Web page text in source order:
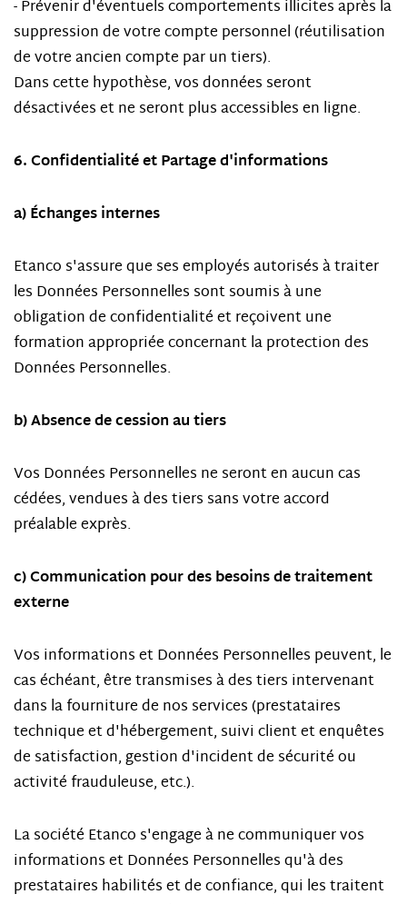
- Prévenir d'éventuels comportements illicites après la
suppression de votre compte personnel (réutilisation
de votre ancien compte par un tiers).
Dans cette hypothèse, vos données seront
désactivées et ne seront plus accessibles en ligne.
6. Confidentialité et Partage d'informations
a) Échanges internes
Etanco s'assure que ses employés autorisés à traiter
les Données Personnelles sont soumis à une
obligation de confidentialité et reçoivent une
formation appropriée concernant la protection des
Données Personnelles.
b) Absence de cession au tiers
Vos Données Personnelles ne seront en aucun cas
cédées, vendues à des tiers sans votre accord
préalable exprès.
c) Communication pour des besoins de traitement
externe
Vos informations et Données Personnelles peuvent, le
cas échéant, être transmises à des tiers intervenant
dans la fourniture de nos services (prestataires
technique et d'hébergement, suivi client et enquêtes
de satisfaction, gestion d'incident de sécurité ou
activité frauduleuse, etc.).
La société Etanco s'engage à ne communiquer vos
informations et Données Personnelles qu'à des
prestataires habilités et de confiance, qui les traitent